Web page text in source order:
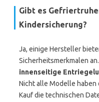
Gibt es
Kindersicherung?
Ja, einige Hersteller
Sicherheitsmerkmalen
innenseitige
Nicht alle Modelle haben
Kauf die technischen